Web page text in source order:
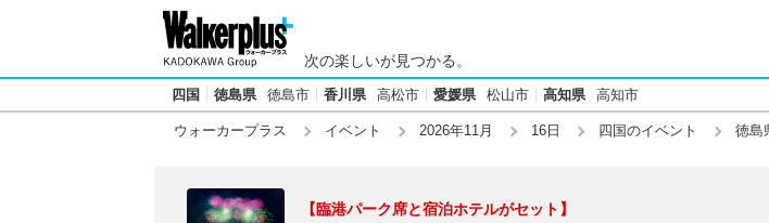
次の楽しいが見つかる。
四国 徳島県 徳島市 香川県 高松市 愛媛県 松山市 高知県 高知市
ウォーカープラス イベント 2026年11月 16日 四国のイベント 徳島
【臨港パーク席と宿泊ホテルがセット】